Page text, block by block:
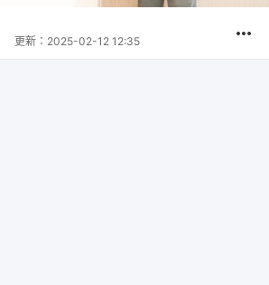
更新： 2025-02-12 12:35